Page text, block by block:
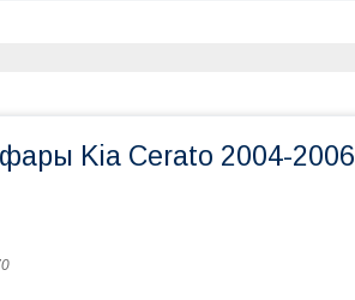
Kia Cerato 2004-2006